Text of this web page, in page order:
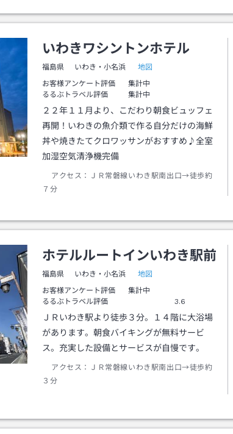
いわきワシントンホテル
福島県 いわき・小名浜
地図
お客様アンケート評価
集計中
るるぶトラベル評価
集計中
２２年１１月より、こだわり朝食ビュッフェ
再開！いわきの魚介類で作る自分だけの海鮮
丼や焼きたてクロワッサンがおすすめ♪全室
加湿空気清浄機完備
アクセス：
ＪＲ常磐線いわき駅南出口→徒歩約
７分
ホテルルートインいわき駅前
福島県 いわき・小名浜
地図
お客様アンケート評価
集計中
るるぶトラベル評価
3.6
ＪＲいわき駅より徒歩３分。１４階に大浴場
があります。朝食バイキングが無料サービ
ス。充実した設備とサービスが自慢です。
アクセス：
ＪＲ常磐線いわき駅南出口→徒歩約
３分